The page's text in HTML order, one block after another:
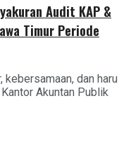
Audit KAP &
Timur Periode
dan haru
Akuntan Publik